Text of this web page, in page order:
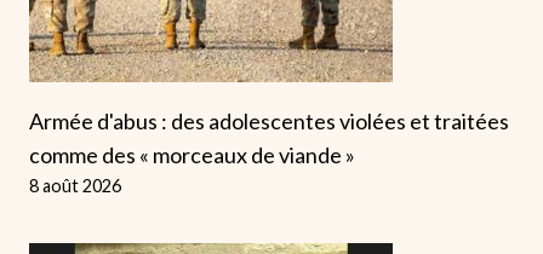
Armée d'abus : des adolescentes violées et traitées
comme des « morceaux de viande »
8 août 2026